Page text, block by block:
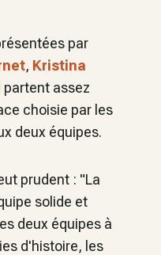
par
, Kristina
partent assez
choisie par les
deux équipes.
prudent : "La
solide et
deux équipes à
d'histoire, les